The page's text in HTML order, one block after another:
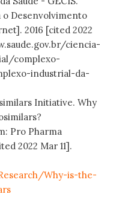
o Desenvolvimento
2016 [cited 2022
ciencia-
complexo-
industrial-da-
Initiative. Why
Pro Pharma
2022 Mar 11].
Why-is-the-